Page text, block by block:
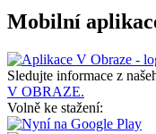
Mobilní
Sledujte informace z
V OBRAZE.
Volně ke stažení: